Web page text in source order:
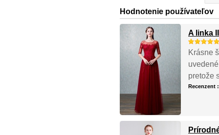
Hodnotenie používateľov
A linka
Krásne
pretože
Recenzent